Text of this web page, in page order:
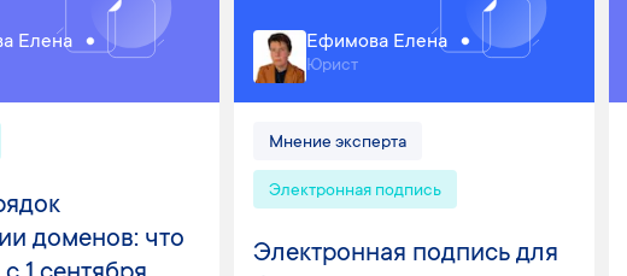
Елена
доменов: что
Ефимова Елена
Юрист
Мнение эксперта
Электронная подпись
Электронная подпись для